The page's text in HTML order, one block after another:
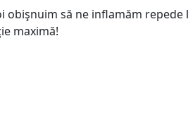
obişnuim să ne inflamăm
maximă!